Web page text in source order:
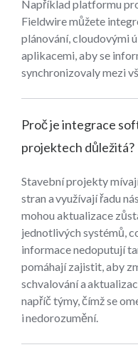
Například platformu
Fieldwire můžete
plánování, cloudovými
aplikacemi, aby se
synchronizovaly mezi
Proč je integrace
projektech důležitá?
Stavební projekty
stran a využívají řadu
mohou aktualizace
jednotlivých systémů,
informace nedoputují
pomáhají zajistit, aby
schvalování a
napříč týmy, čímž se
i nedorozumění.